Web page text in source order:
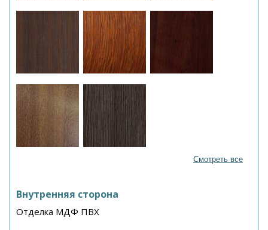
Смотреть все
Внутренняя сторона
Отделка МДФ ПВХ